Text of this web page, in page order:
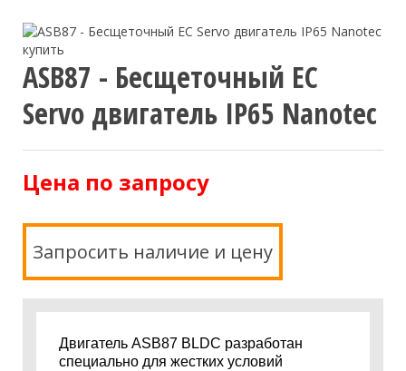
ASB87 - Бесщеточный EC
Servo двигатель IP65 Nanotec
Цена по запросу
Запросить наличие и цену
Двигатель ASB87 BLDC разработан
специально для жестких условий